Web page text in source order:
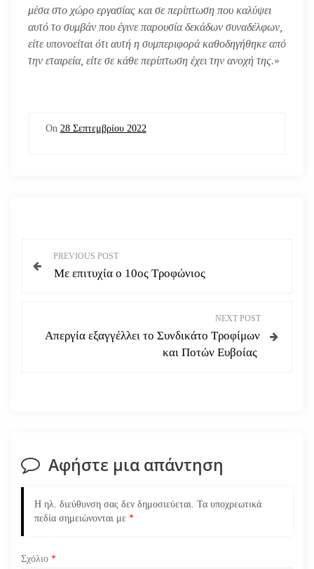
μέσα στο χώρο εργασίας και σε περίπτωση που καλύψει
αυτό το συμβάν που έγινε παρουσία δεκάδων συναδέλφων,
είτε υπονοείται ότι αυτή η συμπεριφορά καθοδηγήθηκε από
την εταιρεία, είτε σε κάθε περίπτωση έχει την ανοχή της.»
On 28 Σεπτεμβρίου 2022
η
ρ
PREVIOUS POST
Με επιτυχία ο 10ος Τροφώνιος
NEXT POST
Απεργία εξαγγέλλει το Συνδικάτο Τροφίμων
και Ποτών Ευβοίας
Αφήστε μια απάντηση
Η ηλ. διεύθυνση σας δεν δημοσιεύεται. Τα υποχρεωτικά
πεδία σημειώνονται με *
Σχόλιο *